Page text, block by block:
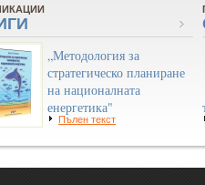
„Методология за
стратегическо планиране
на националната
енергетика"
Пълен текст